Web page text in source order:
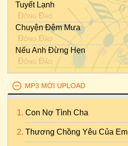
Tuyết Lạnh
Đông Đào
Chuyện Đêm Mưa
Đông Đào
Nếu Anh Đừng Hẹn
Đông Đào
MP3 MỚI UPLOAD
Con Nợ Tình Cha
Thương Chồng Yêu Của Em